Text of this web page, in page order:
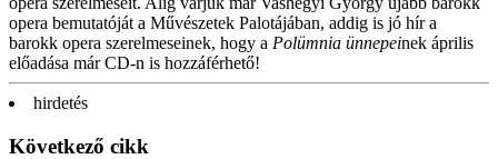
opera bemutatóját a Művészetek Palotájában, addig is jó hír a
barokk opera szerelmeseinek, hogy a Polümnia ünnepeinek április
előadása már CD-n is hozzáférhető!
hirdetés
Következő cikk